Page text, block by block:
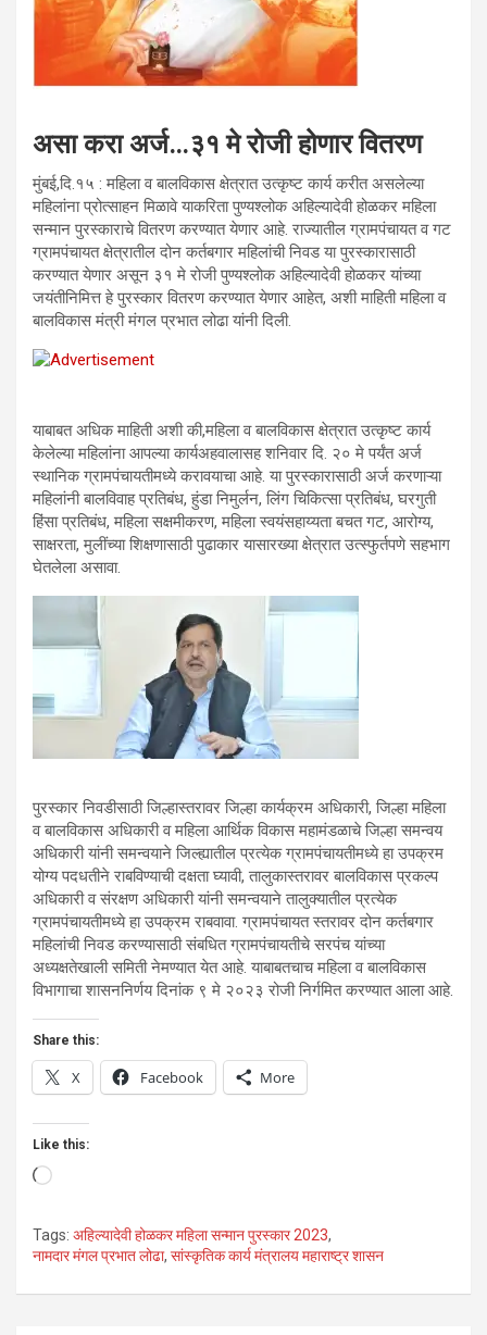
असा करा अर्ज…३१ मे रोजी होणार वितरण
मुंबई,दि.१५ : महिला व बालविकास क्षेत्रात उत्कृष्ट कार्य करीत असलेल्या
महिलांना प्रोत्साहन मिळावे याकरिता पुण्यश्लोक अहिल्यादेवी होळकर महिला
सन्मान पुरस्काराचे वितरण करण्यात येणार आहे. राज्यातील ग्रामपंचायत व गट
ग्रामपंचायत क्षेत्रातील दोन कर्तबगार महिलांची निवड या पुरस्कारासाठी
करण्यात येणार असून ३१ मे रोजी पुण्यश्लोक अहिल्यादेवी होळकर यांच्या
जयंतीनिमित्त हे पुरस्कार वितरण करण्यात येणार आहेत, अशी माहिती महिला व
बालविकास मंत्री मंगल प्रभात लोढा यांनी दिली.
याबाबत अधिक माहिती अशी की,महिला व बालविकास क्षेत्रात उत्कृष्ट कार्य
केलेल्या महिलांना आपल्या कार्यअहवालासह शनिवार दि. २० मे पर्यंत अर्ज
स्थानिक ग्रामपंचायतीमध्ये करावयाचा आहे. या पुरस्कारासाठी अर्ज करणाऱ्या
महिलांनी बालविवाह प्रतिबंध, हुंडा निमुर्लन, लिंग चिकित्सा प्रतिबंध, घरगुती
हिंसा प्रतिबंध, महिला सक्षमीकरण, महिला स्वयंसहाय्यता बचत गट, आरोग्य,
साक्षरता, मुलींच्या शिक्षणासाठी पुढाकार यासारख्या क्षेत्रात उत्स्फुर्तपणे सहभाग
घेतलेला असावा.
पुरस्कार निवडीसाठी जिल्हास्तरावर जिल्हा कार्यक्रम अधिकारी, जिल्हा महिला
व बालविकास अधिकारी व महिला आर्थिक विकास महामंडळाचे जिल्हा समन्वय
अधिकारी यांनी समन्वयाने जिल्ह्यातील प्रत्येक ग्रामपंचायतीमध्ये हा उपक्रम
योग्य पदधतीने राबविण्याची दक्षता घ्यावी, तालुकास्तरावर बालविकास प्रकल्प
अधिकारी व संरक्षण अधिकारी यांनी समन्वयाने तालुक्यातील प्रत्येक
ग्रामपंचायतीमध्ये हा उपक्रम राबवावा. ग्रामपंचायत स्तरावर दोन कर्तबगार
महिलांची निवड करण्यासाठी संबधित ग्रामपंचायतीचे सरपंच यांच्या
अध्यक्षतेखाली समिती नेमण्यात येत आहे. याबाबतचाच महिला व बालविकास
विभागाचा शासननिर्णय दिनांक ९ मे २०२३ रोजी निर्गमित करण्यात आला आहे.
Share this:
X Facebook More
Like this:
Loading…
Tags: अहिल्यादेवी होळकर महिला सन्मान पुरस्कार 2023,
नामदार मंगल प्रभात लोढा, सांस्कृतिक कार्य मंत्रालय महाराष्ट्र शासन